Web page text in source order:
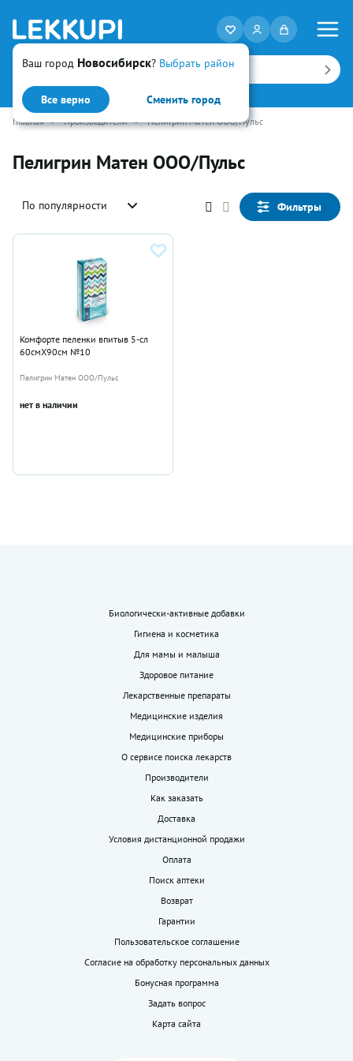
Ваш город Новосибирск? Выбрать район
Все верно Сменить город
Искать
Главная • Производители • Пелигрин Матен ООО/Пульс
Пелигрин Матен ООО/Пульс
По популярности Фильтры
Комфорте пеленки впитыв 5-сл
60смX90см №10
Пелигрин Матен ООО/Пульс
нет в наличии
Биологически-активные добавки
Гигиена и косметика
Для мамы и малыша
Здоровое питание
Лекарственные препараты
Медицинские изделия
Медицинские приборы
О сервисе поиска лекарств
Производители
Как заказать
Доставка
Условия дистанционной продажи
Оплата
Поиск аптеки
Возврат
Гарантии
Пользовательское соглашение
Согласие на обработку персональных данных
Бонусная программа
Задать вопрос
Карта сайта